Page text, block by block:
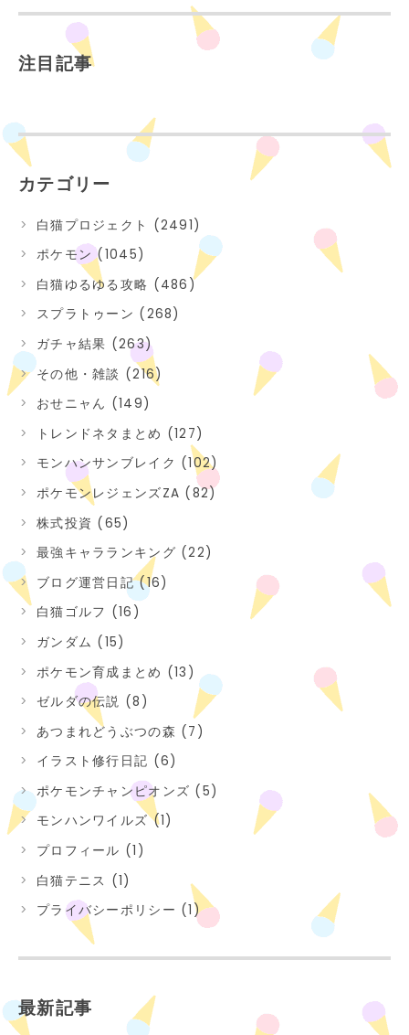
注目記事
カテゴリー
白猫プロジェクト (2491)
ポケモン (1045)
白猫ゆるゆる攻略 (486)
スプラトゥーン (268)
ガチャ結果 (263)
その他・雑談 (216)
おせニャん (149)
トレンドネタまとめ (127)
モンハンサンブレイク (102)
ポケモンレジェンズZA (82)
株式投資 (65)
最強キャラランキング (22)
ブログ運営日記 (16)
白猫ゴルフ (16)
ガンダム (15)
ポケモン育成まとめ (13)
ゼルダの伝説 (8)
あつまれどうぶつの森 (7)
イラスト修行日記 (6)
ポケモンチャンピオンズ (5)
モンハンワイルズ (1)
プロフィール (1)
白猫テニス (1)
プライバシーポリシー (1)
最新記事